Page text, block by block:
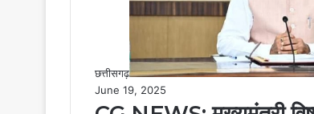
छत्तीसगढ़
June 19, 2025